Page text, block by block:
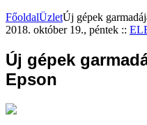
FőoldalÜzletÚj gépek
2018. október 19., péntek ::
Új gépek
Epson